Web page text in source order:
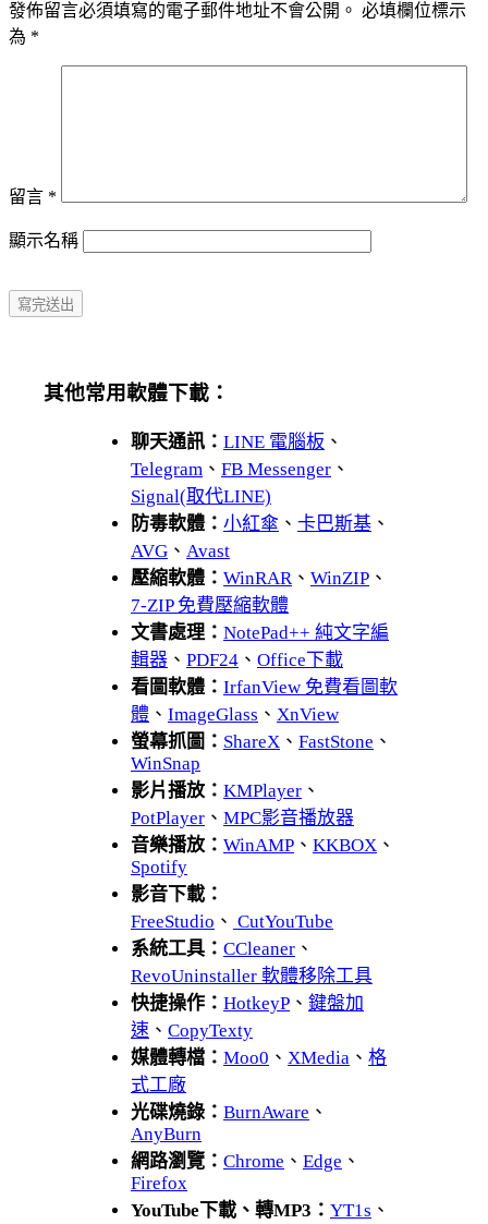
發佈留言必須填寫的電子郵件地址不會公開。 必填欄位標示
為 *
留言 *
顯示名稱
其他常用軟體下載：
聊天通訊： LINE 電腦板 、
Telegram 、 FB Messenger 、
Signal(取代LINE)
防毒軟體： 小紅傘 、 卡巴斯基 、
AVG 、 Avast
壓縮軟體： WinRAR 、 WinZIP 、
7-ZIP 免費壓縮軟體
文書處理： NotePad++ 純文字編
輯器 、 PDF24 、 Office下載
看圖軟體： IrfanView 免費看圖軟
體 、 ImageGlass 、 XnView
螢幕抓圖： ShareX 、 FastStone 、
WinSnap
影片播放： KMPlayer 、
PotPlayer 、 MPC影音播放器
音樂播放： WinAMP 、 KKBOX 、
Spotify
影音下載：
FreeStudio 、 CutYouTube
系統工具： CCleaner 、
RevoUninstaller 軟體移除工具
快捷操作： HotkeyP 、 鍵盤加
速 、 CopyTexty
媒體轉檔： Moo0 、 XMedia 、 格
式工廠
光碟燒錄： BurnAware 、
AnyBurn
網路瀏覽： Chrome 、 Edge 、
Firefox
YouTube下載、轉MP3： YT1s 、